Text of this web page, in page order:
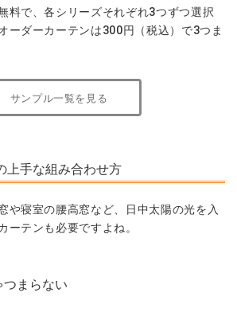
料で、各シリーズそれぞれ3つずつ選択
ーダーカーテンは300円（税込）で3つま
サンプル一覧を見る
上手な組み合わせ方
や寝室の腰高窓など、日中太陽の光を入
ーテンも必要ですよね。
まらない